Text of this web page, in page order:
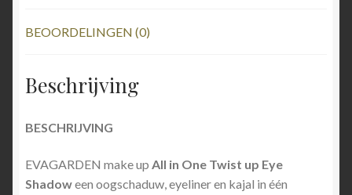
BEOORDELINGEN (0)
Beschrijving
BESCHRIJVING
EVAGARDEN make up All in One Twist up Eye
Shadoween oogschaduw, eyeliner en kajal in één